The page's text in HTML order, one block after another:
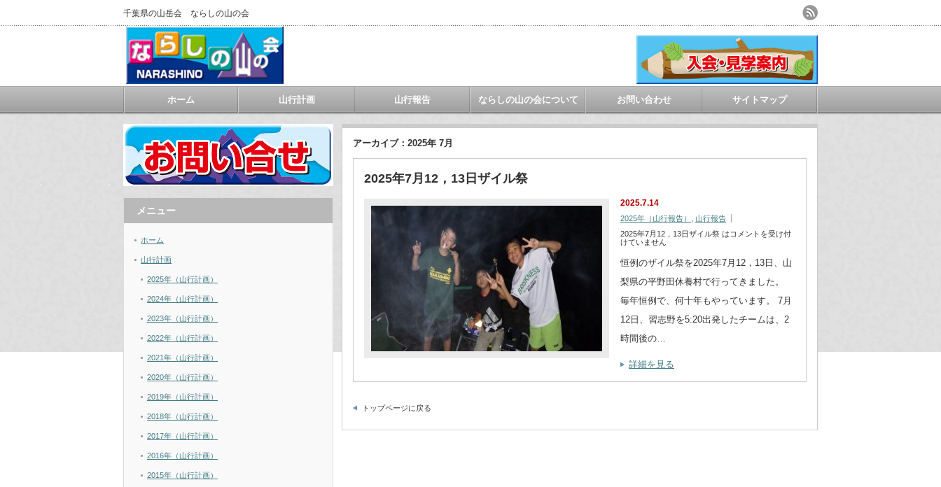
千葉県の山岳会 ならしの山の会
ホーム 山行計画 山行報告 ならしの山の会について お問い合わせ サイトマップ
アーカイブ：2025年 7月
2025年7月12，13日ザイル祭
2025.7.14
2025年（山行報告）
山行報告
2025年7月12，13日ザイル祭 は コメントを受け付
けていません
恒例のザイル祭を2025年7月12，13日、山
梨県の平野田休養村で行ってきました。
毎年恒例で、何十年もやっています。 7月
12日、習志野を5:20出発したチームは、2
時間後の…
詳細を見る
トップページに戻る
メニュー
ホーム
山行計画
2025年（山行計画）
2024年（山行計画）
2023年（山行計画）
2022年（山行計画）
2021年（山行計画）
2020年（山行計画）
2019年（山行計画）
2018年（山行計画）
2017年（山行計画）
2016年（山行計画）
2015年（山行計画）